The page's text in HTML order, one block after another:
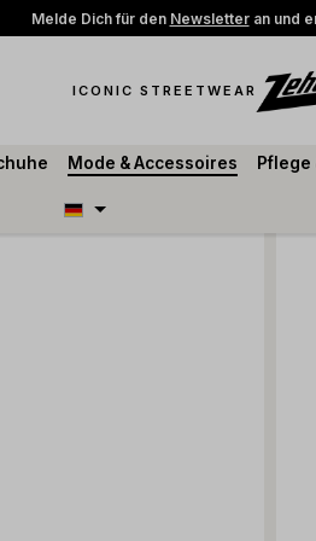
Melde Dich für den Newsletteran und
ICONIC STREETWEAR
Mode & Accessoires Pflege